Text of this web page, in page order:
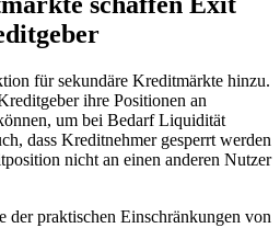
für sekundäre Kreditmärkte hinzu.
ihre Positionen an
um bei Bedarf Liquidität
dass Kreditnehmer gesperrt werden
nicht an einen anderen Nutzer
der praktischen Einschränkungen von